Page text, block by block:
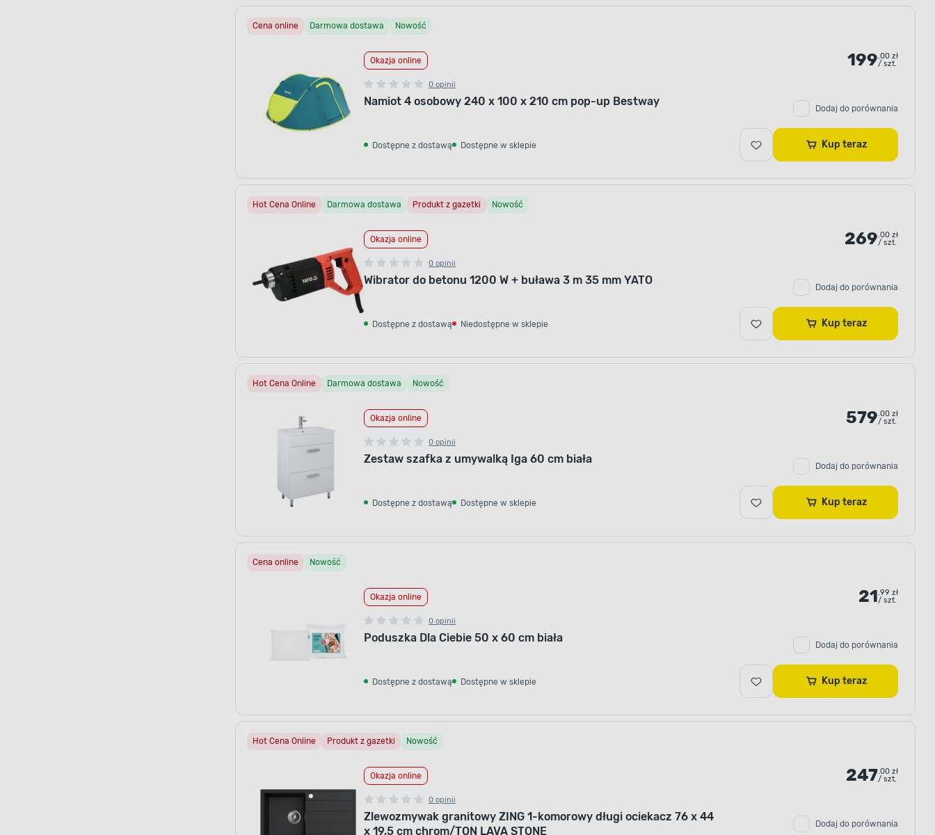
Cena online Darmowa dostawa Nowość
Okazja online
0 opinii
Namiot 4 osobowy 240 x 100 x 210 cm pop-up Bestway
Dostępne z dostawą Dostępne w sklepie
199.00 zł
/ szt.
Dodaj do porównania
Kup teraz
Hot Cena Online Darmowa dostawa Produkt z gazetki Nowość
Okazja online
0 opinii
Wibrator do betonu 1200 W + buława 3 m 35 mm YATO
Dostępne z dostawą Niedostępne w sklepie
269.00 zł
/ szt.
Dodaj do porównania
Kup teraz
Hot Cena Online Darmowa dostawa Nowość
Okazja online
0 opinii
Zestaw szafka z umywalką Iga 60 cm biała
Dostępne z dostawą Dostępne w sklepie
579.00 zł
/ szt.
Dodaj do porównania
Kup teraz
Cena online Nowość
Okazja online
0 opinii
Poduszka Dla Ciebie 50 x 60 cm biała
Dostępne z dostawą Dostępne w sklepie
21.99 zł
/ szt.
Dodaj do porównania
Kup teraz
Hot Cena Online Produkt z gazetki Nowość
Okazja online
0 opinii
Zlewozmywak granitowy ZING 1-komorowy długi ociekacz 76 x 44
x 19,5 cm chrom/TON LAVA STONE
247.00 zł
/ szt.
Dodaj do porównania